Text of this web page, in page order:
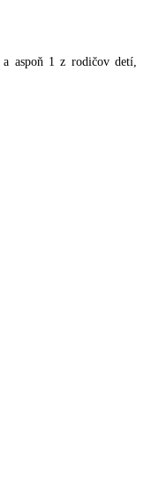
aspoň 1 z rodičov detí,